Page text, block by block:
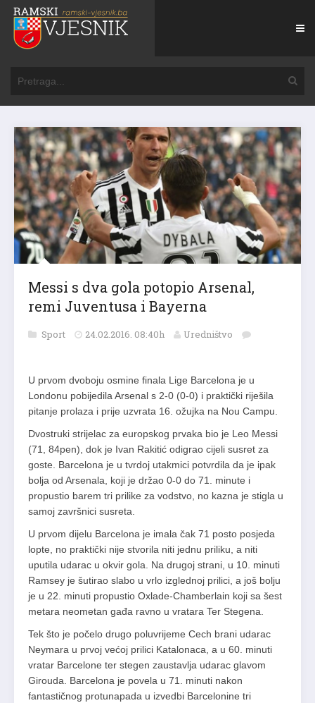
Messi s dva gola potopio Arsenal,
remi Juventusa i Bayerna
Sport 24.02.2016. 08:40h Uredništvo
U prvom dvoboju osmine finala Lige Barcelona je u
Londonu pobijedila Arsenal s 2-0 (0-0) i praktički riješila
pitanje prolaza i prije uzvrata 16. ožujka na Nou Campu.
Dvostruki strijelac za europskog prvaka bio je Leo Messi
(71, 84pen), dok je Ivan Rakitić odigrao cijeli susret za
goste. Barcelona je u tvrdoj utakmici potvrdila da je ipak
bolja od Arsenala, koji je držao 0-0 do 71. minute i
propustio barem tri prilike za vodstvo, no kazna je stigla u
samoj završnici susreta.
U prvom dijelu Barcelona je imala čak 71 posto posjeda
lopte, no praktički nije stvorila niti jednu priliku, a niti
uputila udarac u okvir gola. Na drugoj strani, u 10. minuti
Ramsey je šutirao slabo u vrlo izglednoj prilici, a još bolju
je u 22. minuti propustio Oxlade-Chamberlain koji sa šest
metara neometan gađa ravno u vratara Ter Stegena.
Tek što je počelo drugo poluvrijeme Cech brani udarac
Neymara u prvoj većoj prilici Katalonaca, a u 60. minuti
vratar Barcelone ter stegen zaustavlja udarac glavom
Girouda. Barcelona je povela u 71. minuti nakon
fantastičnog protunapada u izvedbi Barcelonine tri